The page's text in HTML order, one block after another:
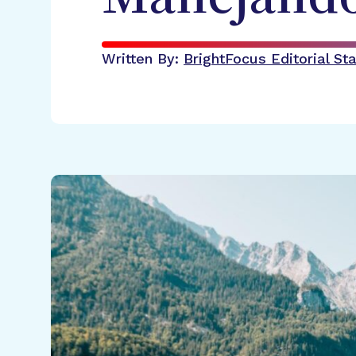
Written By: BrightFocus Editorial